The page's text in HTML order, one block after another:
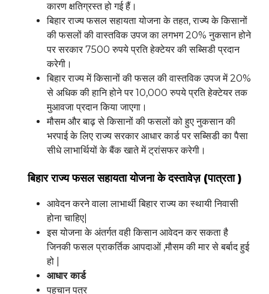
कारण क्षतिग्रस्त हो गई हैं।
बिहार राज्य फसल सहायता योजना के तहत, राज्य के किसानों
की फसलों की वास्तविक उपज का लगभग 20% नुकसान होने
पर सरकार 7500 रुपये प्रति हेक्टेयर की सब्सिडी प्रदान
करेगी।
बिहार राज्य में किसानों की फसल की वास्तविक उपज में 20%
से अधिक की हानि होने पर 10,000 रुपये प्रति हेक्टेयर तक
मुआवजा प्रदान किया जाएगा।
मौसम और बाढ़ से किसानों की फसलों को हुए नुकसान की
भरपाई के लिए राज्य सरकार आधार कार्ड पर सब्सिडी का पैसा
सीधे लाभार्थियों के बैंक खाते में ट्रांसफर करेगी।
बिहार राज्य फसल सहायता योजना के दस्तावेज़ (पात्रता )
आवेदन करने वाला लाभार्थी बिहार राज्य का स्थायी निवासी
होना चाहिए|
इस योजना के अंतर्गत वही किसान आवेदन कर सकता है
जिनकी फसल प्राकर्तिक आपदाओं ,मौसम की मार से बर्बाद हुई
हो |
आधार कार्ड
पहचान पत्र